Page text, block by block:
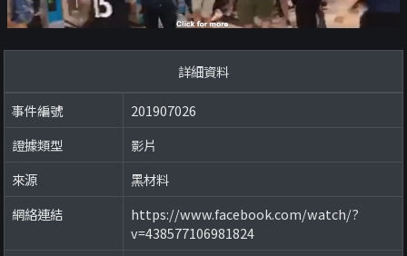
詳細資料
事件編號
201907026
證據類型
影片
來源
黑材料
網絡連結
https://www.facebook.com/watch/?
v=438577106981824